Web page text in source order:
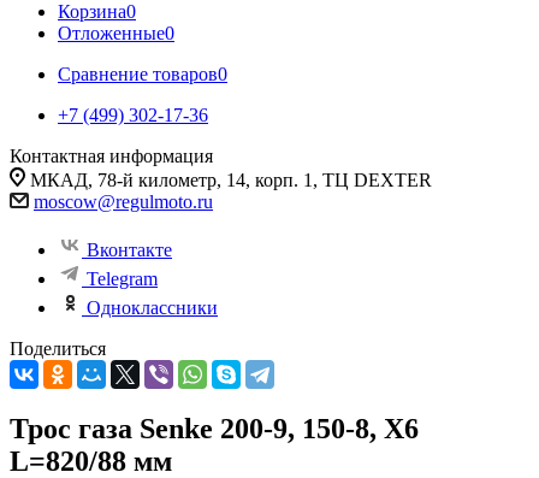
Корзина0
Отложенные0
Сравнение товаров0
+7 (499) 302-17-36
Контактная информация
МКАД, 78-й километр, 14, корп. 1, ТЦ DEXTER
moscow@regulmoto.ru
Вконтакте
Telegram
Одноклассники
Поделиться
Трос газа Senke 200-9, 150-8, X6
L=820/88 мм